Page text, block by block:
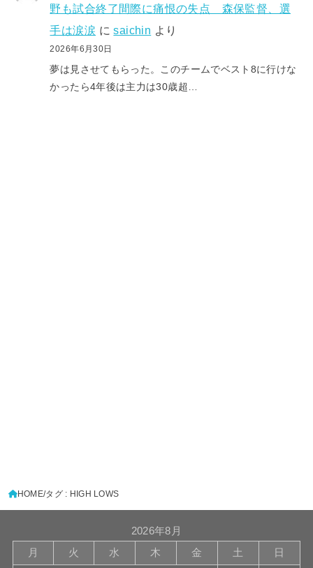
野も試合終了間際に痛恨の失点 森保監督、選
手は涙涙 にsaichin より
2026年6月30日
夢は見させてもらった。このチームでベスト8に行けな
かったら4年後は主力は30歳超…
HOME タグ : HIGH LOWS
2026年8月
月
火 水 木 金 土 日